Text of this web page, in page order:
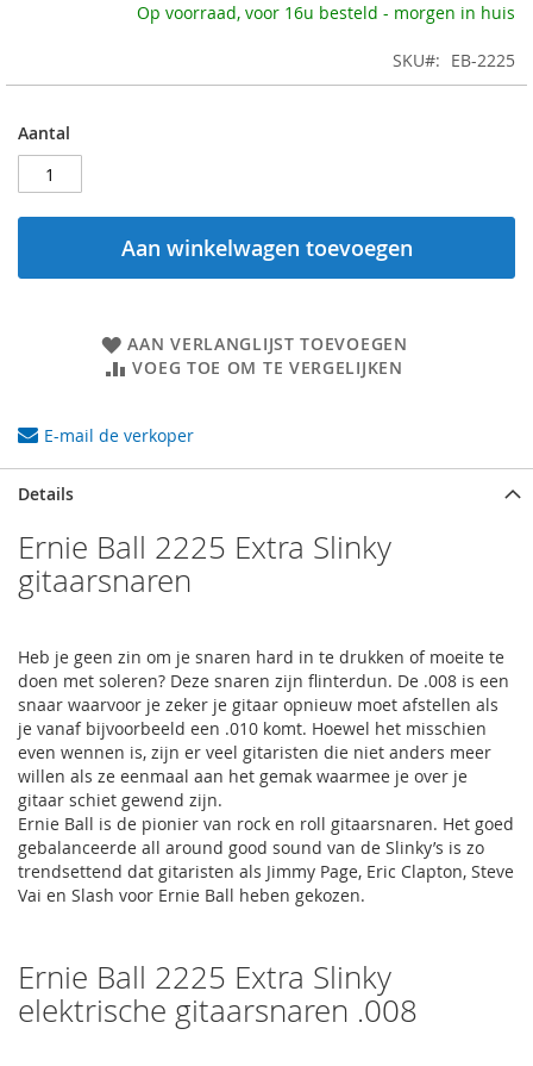
Op voorraad, voor 16u besteld - morgen in huis
SKU EB-2225
Aantal
Aan winkelwagen toevoegen
AAN VERLANGLIJST TOEVOEGEN
VOEG TOE OM TE VERGELIJKEN
E-mail de verkoper
Details
Ernie Ball 2225 Extra Slinky
gitaarsnaren
Heb je geen zin om je snaren hard in te drukken of moeite te
doen met soleren? Deze snaren zijn flinterdun. De .008 is een
snaar waarvoor je zeker je gitaar opnieuw moet afstellen als
je vanaf bijvoorbeeld een .010 komt. Hoewel het misschien
even wennen is, zijn er veel gitaristen die niet anders meer
willen als ze eenmaal aan het gemak waarmee je over je
gitaar schiet gewend zijn.
Ernie Ball is de pionier van rock en roll gitaarsnaren. Het goed
gebalanceerde all around good sound van de Slinky’s is zo
trendsettend dat gitaristen als Jimmy Page, Eric Clapton, Steve
Vai en Slash voor Ernie Ball heben gekozen.
Ernie Ball 2225 Extra Slinky
elektrische gitaarsnaren .008